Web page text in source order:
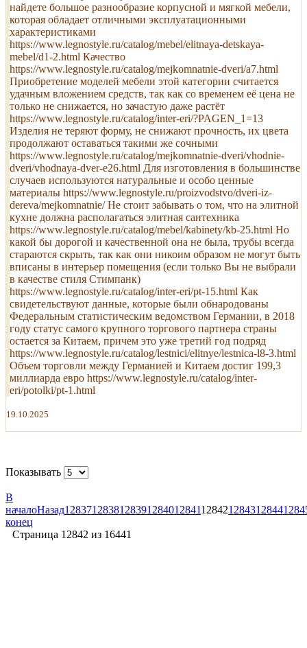
найдете большое разнообразие корпусной и мягкой мебели,
которая обладает отличными эксплуатационными
характеристиками
https://www.legnostyle.ru/catalog/mebel/elitnaya-detskaya-
mebel/d1-2.html Качество
https://www.legnostyle.ru/catalog/mejkomnatnie-dveri/a7.html
Приобретение моделей мебели этой категории считается
удачным вложением средств, так как со временем её цена не
только не снижается, но зачастую даже растёт
https://www.legnostyle.ru/catalog/inter-eri/?PAGEN_1=13
Изделия не теряют форму, не снижают прочность, их цвета
продолжают оставаться такими же сочными
https://www.legnostyle.ru/catalog/mejkomnatnie-dveri/vhodnie-
dveri/vhodnaya-dver-e26.html Для изготовления в большинстве
случаев используются натуральные и особо ценные
материалы https://www.legnostyle.ru/proizvodstvo/dveri-iz-
dereva/mejkomnatnie/ Не стоит забывать о том, что на элитной
кухне должна располагаться элитная сантехника
https://www.legnostyle.ru/catalog/mebel/kabinety/kb-25.html Но
какой бы дорогой и качественной она не была, трубы всегда
стараются скрыть, так как они никоим образом не могут быть
вписаны в интерьер помещения (если только Вы не выбрали
в качестве стиля Стимпанк)
https://www.legnostyle.ru/catalog/inter-eri/pt-15.html Как
свидетельствуют данные, которые были обнародованы
Федеральным статистическим ведомством Германии, в 2018
году статус самого крупного торгового партнера страны
остается за Китаем, причем это уже третий год подряд
https://www.legnostyle.ru/catalog/lestnici/elitnye/lestnica-l8-3.html
Объем торговли между Германией и Китаем достиг 199,3
миллиарда евро https://www.legnostyle.ru/catalog/inter-
eri/potolki/pt-1.html
19.10.2025
Показывать
В
началоНазад1283712838128391284012841128421284312844
конец
Страница 12842 из 16441